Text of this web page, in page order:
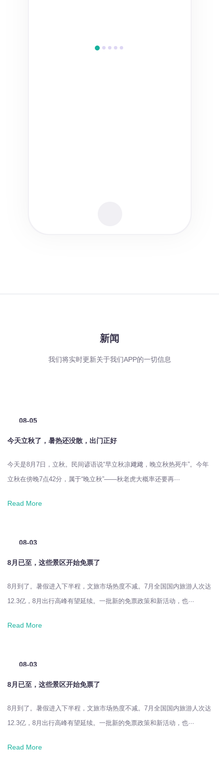
新闻
我们将实时更新关于我们APP的一切信息
08-05
今天立秋了，暑热还没散，出门正好
今天是8月7日，立秋。民间谚语说“早立秋凉飕飕，晚立秋热死牛”。今年
立秋在傍晚7点42分，属于“晚立秋”——秋老虎大概率还要再···
Read More
08-03
8月已至，这些景区开始免票了
8月到了。暑假进入下半程，文旅市场热度不减。7月全国国内旅游人次达
12.3亿，8月出行高峰有望延续。一批新的免票政策和新活动，也···
Read More
08-03
8月已至，这些景区开始免票了
8月到了。暑假进入下半程，文旅市场热度不减。7月全国国内旅游人次达
12.3亿，8月出行高峰有望延续。一批新的免票政策和新活动，也···
Read More